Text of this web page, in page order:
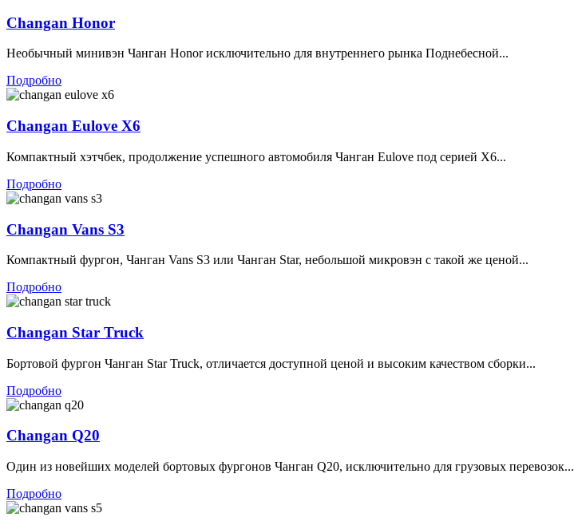
Changan Honor
Необычный минивэн Чанган Honor исключительно для внутреннего рынка Поднебесной...
Подробно
Changan Eulove X6
Компактный хэтчбек, продолжение успешного автомобиля Чанган Eulove под серией X6...
Подробно
Changan Vans S3
Компактный фургон, Чанган Vans S3 или Чанган Star, небольшой микровэн с такой же ценой...
Подробно
Changan Star Truck
Бортовой фургон Чанган Star Truck, отличается доступной ценой и высоким качеством сборки...
Подробно
Changan Q20
Один из новейших моделей бортовых фургонов Чанган Q20, исключительно для грузовых перевозок...
Подробно